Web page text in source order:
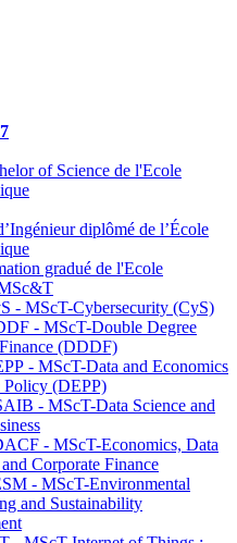
of Science de l'Ecole
diplômé de l’École
gradué de l'Ecole
- MScT-Cybersecurity (CyS)
- MScT-Double Degree
(DDDF)
- MScT-Data and Economics
(DEPP)
- MScT-Data Science and
- MScT-Economics, Data
Corporate Finance
- MScT-Environmental
and Sustainability